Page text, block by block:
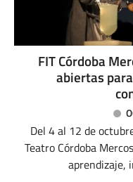
FIT Córdoba
abiertas
Del 4 al 12 de
Teatro Córdoba
aprendizaje,